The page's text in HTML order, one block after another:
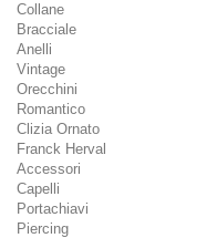
Collane
Bracciale
Anelli
Vintage
Orecchini
Romantico
Clizia Ornato
Franck Herval
Accessori
Capelli
Portachiavi
Piercing